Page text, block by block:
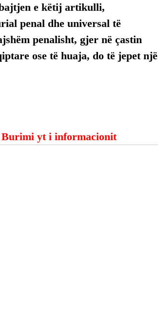
e këtij artikulli,
penal dhe universal të
penalisht, gjer në çastin
ose të huaja, do të jepet një
Burimi yt i informacionit